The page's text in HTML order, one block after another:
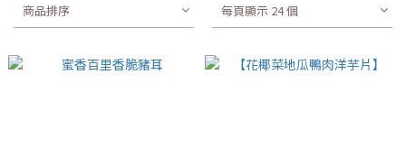
商品排序 每頁顯示 24 個